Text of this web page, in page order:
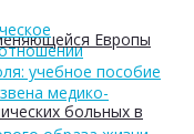
Европы
больных в
учебное пособие
медико-